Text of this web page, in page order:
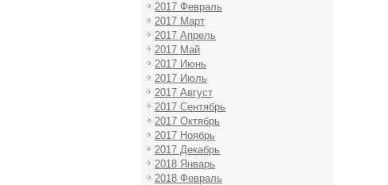
2017 Февраль
2017 Март
2017 Апрель
2017 Май
2017 Июнь
2017 Июль
2017 Август
2017 Сентябрь
2017 Октябрь
2017 Ноябрь
2017 Декабрь
2018 Январь
2018 Февраль